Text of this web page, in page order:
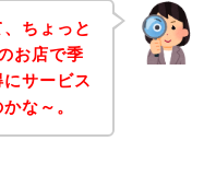
ちょっと
お店で季
サービス
な～。